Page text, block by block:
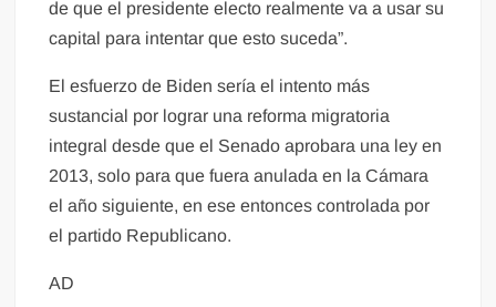
de que el presidente electo realmente va a usar su
capital para intentar que esto suceda”.
El esfuerzo de Biden sería el intento más
sustancial por lograr una reforma migratoria
integral desde que el Senado aprobara una ley en
2013, solo para que fuera anulada en la Cámara
el año siguiente, en ese entonces controlada por
el partido Republicano.
AD